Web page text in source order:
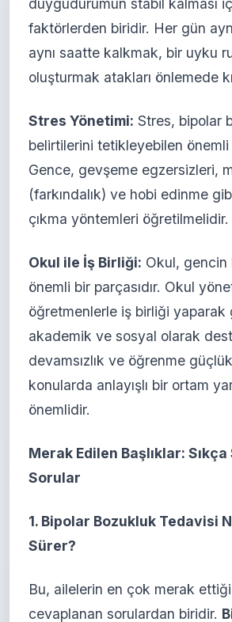
duygudurumun stabil kalması
faktörlerden biridir. Her gün
aynı saatte kalkmak, bir uyku
oluşturmak atakları önlemede
Stres Yönetimi: Stres, bipolar
belirtilerini tetikleyebilen
Gence, gevşeme egzersizleri,
(farkındalık) ve hobi edinme
çıkma yöntemleri öğretilmelidir.
Okul ile İş Birliği: Okul, gencin
önemli bir parçasıdır. Okul
öğretmenlerle iş birliği yaparak
akademik ve sosyal olarak
devamsızlık ve öğrenme
konularda anlayışlı bir ortam
önemlidir.
Merak Edilen Başlıklar:
Sorular
1. Bipolar Bozukluk Tedavisi
Sürer?
Bu, ailelerin en çok merak
cevaplanan sorulardan biridir.